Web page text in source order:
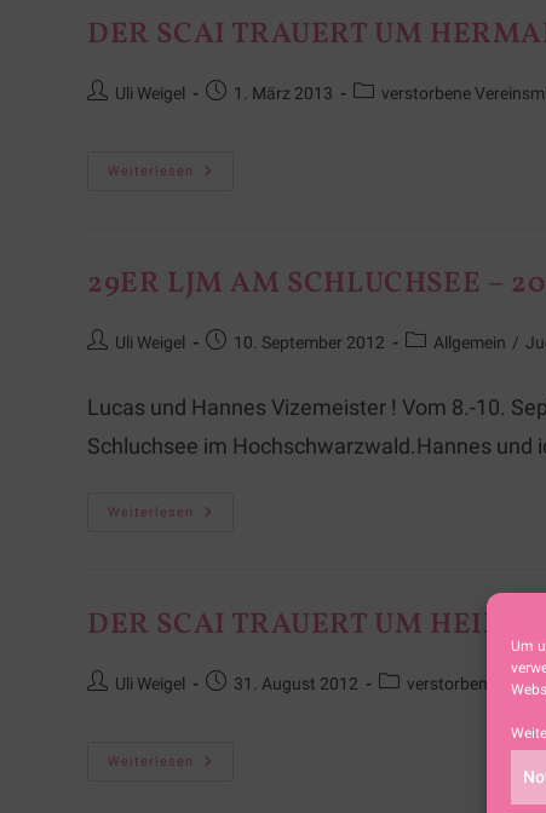
Um
DER SCAI TRAUERT UM
Uli Weigel 1. März 2013 verstorbene
Weiterlesen
29ER LJM AM SCHLUCHSEE –
Uli Weigel 10. September 2012 Allgemein /
Lucas und Hannes Vizemeister ! Vom 8.-10.
Schluchsee im Hochschwarzwald.Hannes
Weiterlesen
DER SCAI TRAUERT UM HEINZ
Uli Weigel 31. August 2012 verstorbene
Weiterlesen